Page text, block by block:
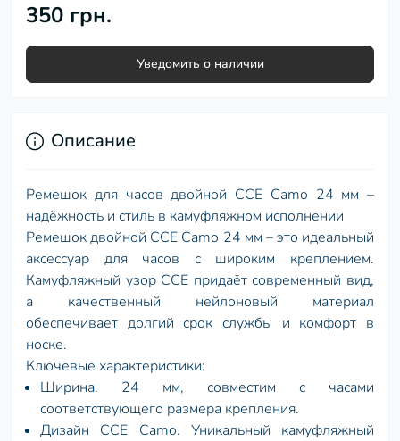
350 грн.
Уведомить о наличии
Описание
Ремешок для часов двойной CCE Camo 24 мм –
надёжность и стиль в камуфляжном исполнении
Ремешок двойной CCE Camo 24 мм – это идеальный
аксессуар для часов с широким креплением.
Камуфляжный узор CCE придаёт современный вид,
а качественный нейлоновый материал
обеспечивает долгий срок службы и комфорт в
носке.
Ключевые характеристики:
Ширина. 24 мм, совместим с часами
соответствующего размера крепления.
Дизайн CCE Camo. Уникальный камуфляжный